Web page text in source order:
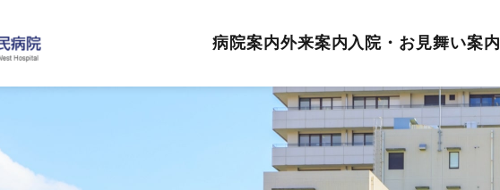
病院案内外来案内入院・お見舞い案内